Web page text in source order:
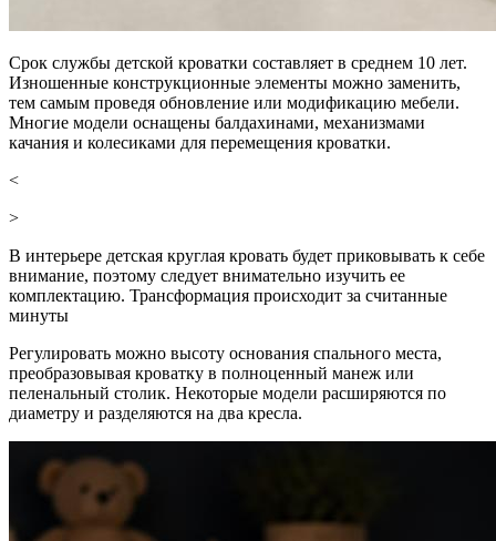
Срок службы детской кроватки составляет в среднем 10 лет.
Изношенные конструкционные элементы можно заменить,
тем самым проведя обновление или модификацию мебели.
Многие модели оснащены балдахинами, механизмами
качания и колесиками для перемещения кроватки.
<
>
В интерьере детская круглая кровать будет приковывать к себе
внимание, поэтому следует внимательно изучить ее
комплектацию. Трансформация происходит за считанные
минуты
Регулировать можно высоту основания спального места,
преобразовывая кроватку в полноценный манеж или
пеленальный столик. Некоторые модели расширяются по
диаметру и разделяются на два кресла.